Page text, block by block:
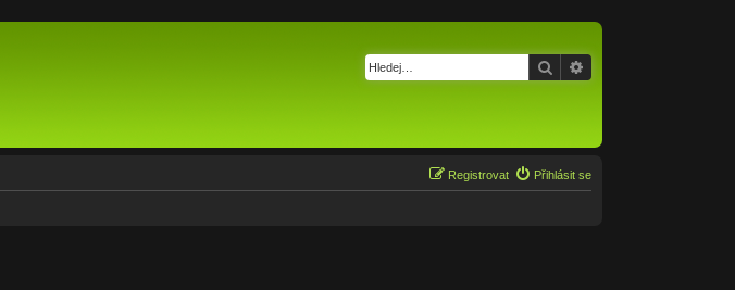
Hledat
Přihlásit se
Registrovat